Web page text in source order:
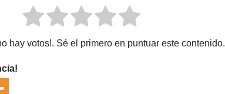
hay votos!. Sé el primero en puntuar este contenido.